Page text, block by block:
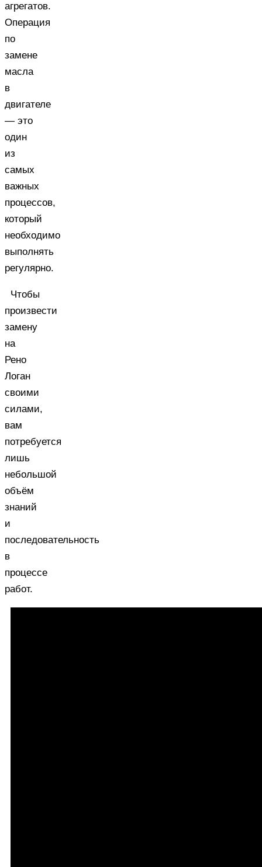
агрегатов.
Операция
по
замене
масла
в
двигателе
— это
один
из
самых
важных
процессов,
который
необходимо
выполнять
регулярно.
Чтобы
произвести
замену
на
Рено
Логан
своими
силами,
вам
потребуется
лишь
небольшой
объём
знаний
и
последовательность
в
процессе
работ.